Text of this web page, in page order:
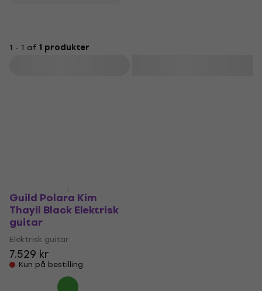
1 - 1 af 1 produkter
Guild Polara Kim
Thayil Black Elektrisk
guitar
Elektrisk guitar
7.529 kr
Kun på bestilling